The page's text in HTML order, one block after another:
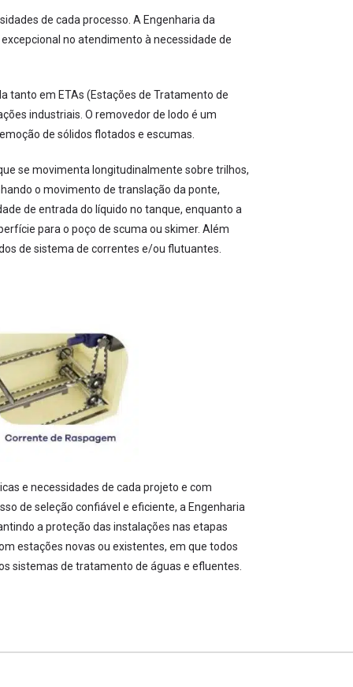
de cada processo. A Engenharia da
no atendimento à necessidade de
tanto em ETAs (Estações de Tratamento de
industriais. O removedor de lodo é um
de sólidos flotados e escumas.
se movimenta longitudinalmente sobre trilhos,
o movimento de translação da ponte,
de entrada do líquido no tanque, enquanto a
para o poço de scuma ou skimer. Além
de sistema de correntes e/ou flutuantes.
e necessidades de cada projeto e com
de seleção confiável e eficiente, a Engenharia
a proteção das instalações nas etapas
estações novas ou existentes, em que todos
sistemas de tratamento de águas e efluentes.